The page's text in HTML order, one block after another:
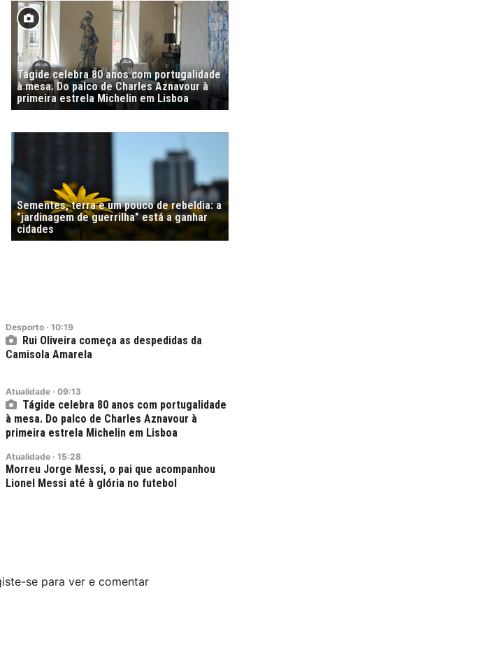
Tágide celebra 80 anos com portugalidade
à mesa. Do palco de Charles Aznavour à
primeira estrela Michelin em Lisboa
Sementes, terra e um pouco de rebeldia: a
"jardinagem de guerrilha" está a ganhar
cidades
Desporto · 10:19
Rui Oliveira começa as despedidas da
Camisola Amarela
Atualidade · 09:13
Tágide celebra 80 anos com portugalidade
à mesa. Do palco de Charles Aznavour à
primeira estrela Michelin em Lisboa
Atualidade · 15:28
Morreu Jorge Messi, o pai que acompanhou
Lionel Messi até à glória no futebol
se para ver e comentar